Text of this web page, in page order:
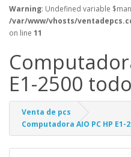
Warning: Undefined variable
/var/www/vhosts/
on line 11
E1-2500
Venta de pcs
Computadora AIO PC HP E1-